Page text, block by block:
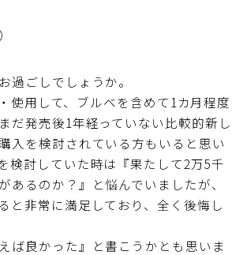
過ごしでしょうか。
使用して、ブルベを含めて1カ月程度
だ発売後1年経っていない比較的新し
入を検討されている方もいると思い
検討していた時は『果たして2万5千
あるのか？』と悩んでいましたが、
と非常に満足しており、全く後悔し
ば良かった』と書こうかとも思いま